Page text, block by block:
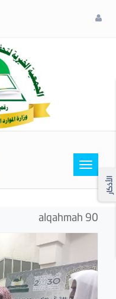
Toggle
navigation
الأذكار
alqahmah 90